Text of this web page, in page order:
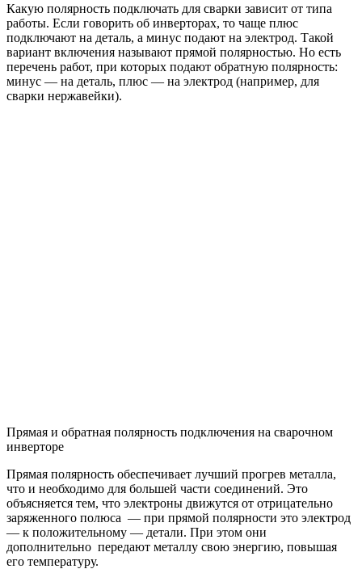
Какую полярность подключать для сварки зависит от типа
работы. Если говорить об инверторах, то чаще плюс
подключают на деталь, а минус подают на электрод. Такой
вариант включения называют прямой полярностью. Но есть
перечень работ, при которых подают обратную полярность:
минус — на деталь, плюс — на электрод (например, для
сварки нержавейки).
Прямая и обратная полярность подключения на сварочном
инверторе
Прямая полярность обеспечивает лучший прогрев металла,
что и необходимо для большей части соединений. Это
объясняется тем, что электроны движутся от отрицательно
заряженного полюса — при прямой полярности это электрод
— к положительному — детали. При этом они
дополнительно передают металлу свою энергию, повышая
его температуру.